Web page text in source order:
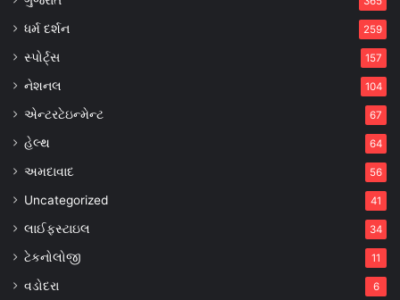
ધર્મ દર્શન 259
સ્પોર્ટ્સ 157
નેશનલ 104
એન્ટરટેઇન્મેન્ટ 67
હેલ્થ 64
અમદાવાદ 56
Uncategorized 41
લાઈફસ્ટાઇલ 34
ટેકનોલોજી 11
વડોદરા 6